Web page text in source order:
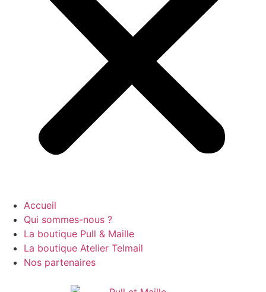
Accueil
Qui sommes-nous ?
La boutique Pull & Maille
La boutique Atelier Telmail
Nos partenaires